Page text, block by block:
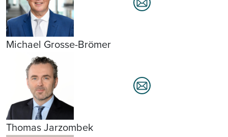
Michael Grosse-Brömer
Thomas Jarzombek